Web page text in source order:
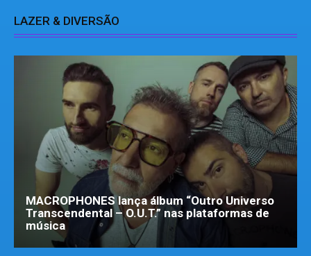
LAZER & DIVERSÃO
MACROPHONES lança álbum “Outro Universo
Transcendental – O.U.T.” nas plataformas de
música